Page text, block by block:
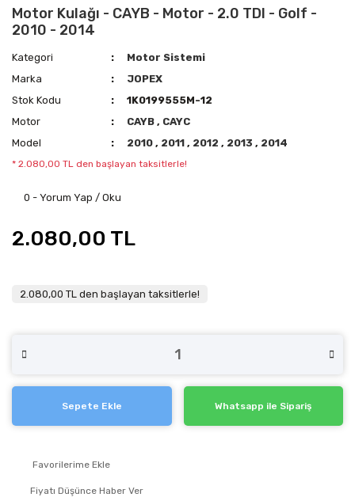
Motor Kulağı - CAYB - Motor - 2.0 TDI - Golf -
2010 - 2014
Kategori
Motor Sistemi
Marka
JOPEX
Stok Kodu
1K0199555M-12
Motor
CAYB, CAYC
Model
2010, 2011, 2012, 2013, 2014
* 2.080,00 TL den başlayan taksitlerle!
0 - Yorum Yap / Oku
2.080,00 TL
2.080,00 TL den başlayan taksitlerle!
Sepete Ekle Whatsapp ile Sipariş
Fiyatı Düşünce Haber Ver